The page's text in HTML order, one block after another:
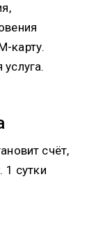
карту.
счёт,
1 сутки